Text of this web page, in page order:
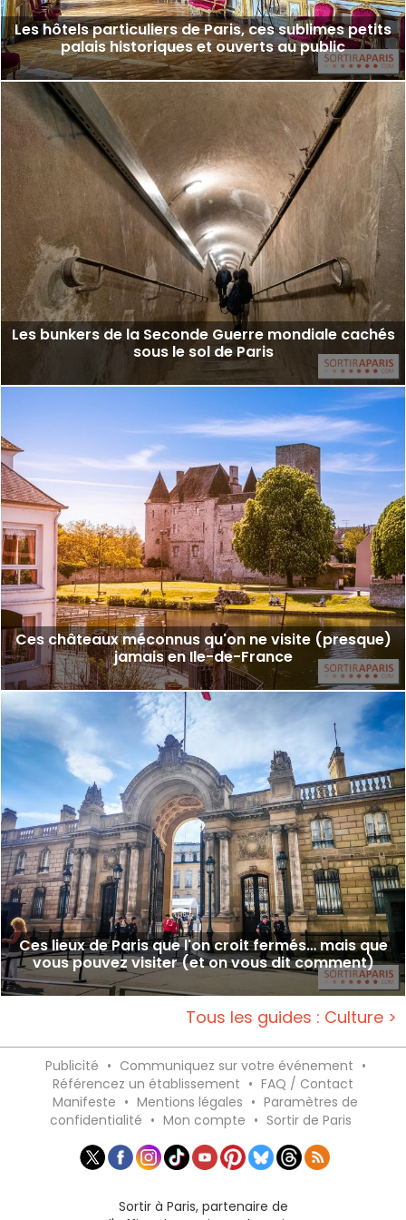
Les hôtels particuliers de Paris, ces sublimes petits
palais historiques et ouverts au public
Les bunkers de la Seconde Guerre mondiale cachés
sous le sol de Paris
Ces châteaux méconnus qu'on ne visite (presque)
jamais en Ile-de-France
Ces lieux de Paris que l'on croit fermés… mais que
vous pouvez visiter (et on vous dit comment)
Tous les guides : Culture >
Publicité • Communiquez sur votre événement •
Référencez un établissement • FAQ / Contact
Manifeste • Mentions légales • Paramètres de
confidentialité • Mon compte • Sortir de Paris
Sortir à Paris, partenaire de